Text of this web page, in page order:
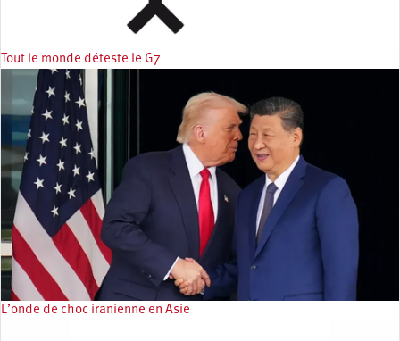
Tout le monde déteste le G7
L’onde de choc iranienne en Asie